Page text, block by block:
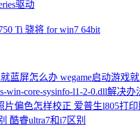
驱动
Ti 骁将 for win7 64bit
wegame启动游戏
爱普生l805打
酷睿ultra7和i7区别